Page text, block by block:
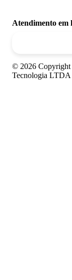
Atendimento em
© 2026 Copyright
Tecnologia LTDA